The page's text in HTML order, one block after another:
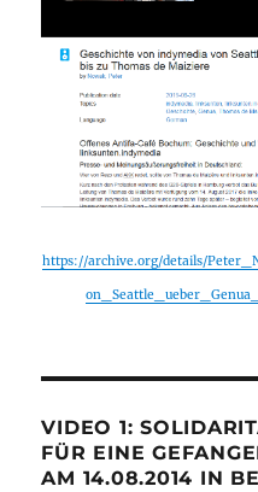
https://archive.org/details/
VIDEO 1:
FÜR EINE
AM 14.08.2014 IN